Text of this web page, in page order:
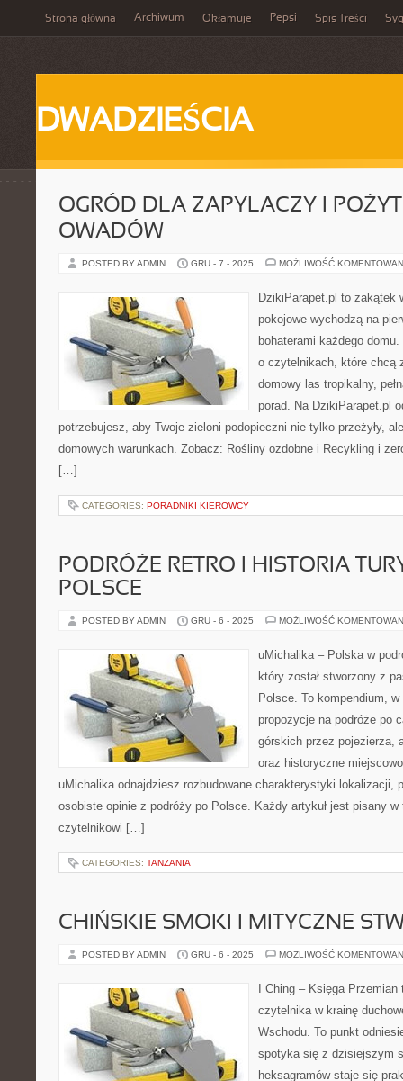
Strona główna Archiwum Okłamuje Pepsi Spis Treści
DWADZIEŚCIA
OGRÓD DLA ZAPYLACZY I
OWADÓW
POSTED BY ADMIN GRU - 7 - 2025 MOŻLIWOŚĆ
DzikiParapet.pl to zakątek
pokojowe wychodzą na
bohaterami każdego
o czytelnikach, które chcą
domowy las tropikalny,
porad. Na DzikiParapet.pl
potrzebujesz, aby Twoje zieloni podopieczni nie tylko przeżyły,
domowych warunkach. Zobacz: Rośliny ozdobne i Recykling i
[…]
CATEGORIES: PORADNIKI KIEROWCY
PODRÓŻE RETRO I HISTORIA
POLSCE
POSTED BY ADMIN GRU - 6 - 2025 MOŻLIWOŚĆ
uMichalika – Polska w
który został stworzony z
Polsce. To kompendium,
propozycje na podróże po
górskich przez pojezierza,
oraz historyczne
uMichalika odnajdziesz rozbudowane charakterystyki lokalizacji,
osobiste opinie z podróży po Polsce. Każdy artykuł jest pisany
czytelnikowi […]
CATEGORIES: TANZANIA
CHIŃSKIE SMOKI I MITYCZNE
POSTED BY ADMIN GRU - 6 - 2025 MOŻLIWOŚĆ
I Ching – Księga
czytelnika w krainę
Wschodu. To punkt
spotyka się z dzisiejszym
heksagramów staje się